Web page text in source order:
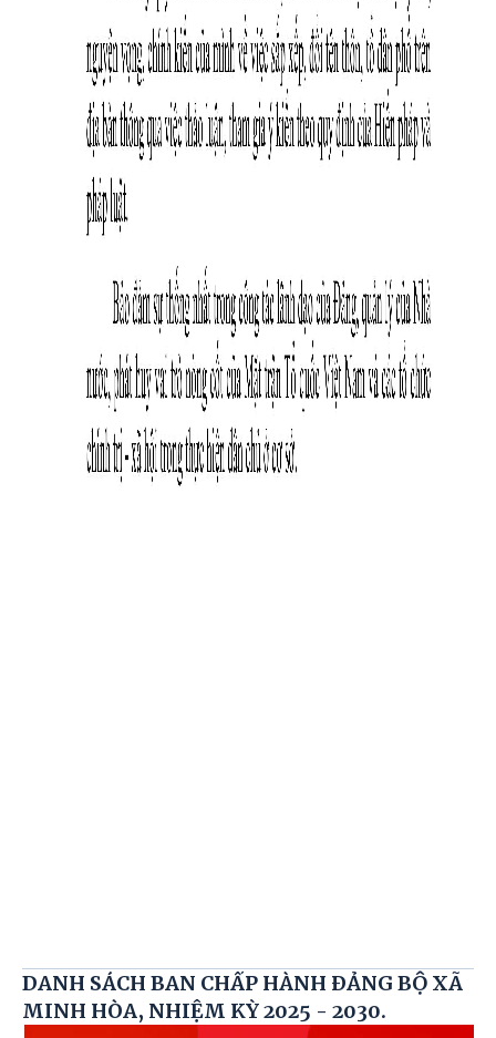
DANH SÁCH BAN CHẤP HÀNH ĐẢNG BỘ XÃ
MINH HÒA, NHIỆM KỲ 2025 - 2030.